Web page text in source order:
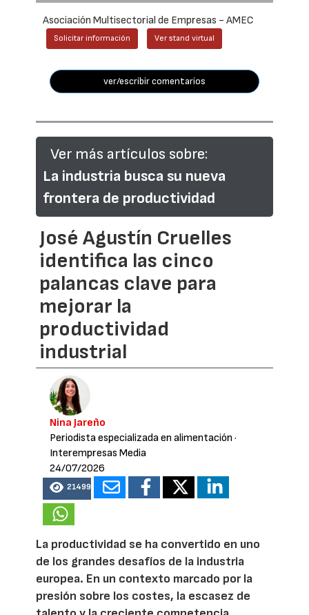
Asociación Multisectorial de Empresas - AMEC
Solicitar información Ver stand virtual
ver/escribir comentarios
Ver más artículos sobre:
La industria busca su nueva
frontera de productividad
José Agustín Cruelles
identifica las cinco
palancas clave para
mejorar la
productividad
industrial
Nina Jareño
Periodista especializada en alimentación ·
Interempresas Media
24/07/2026
21499
La productividad se ha convertido en uno
de los grandes desafíos de la industria
europea. En un contexto marcado por la
presión sobre los costes, la escasez de